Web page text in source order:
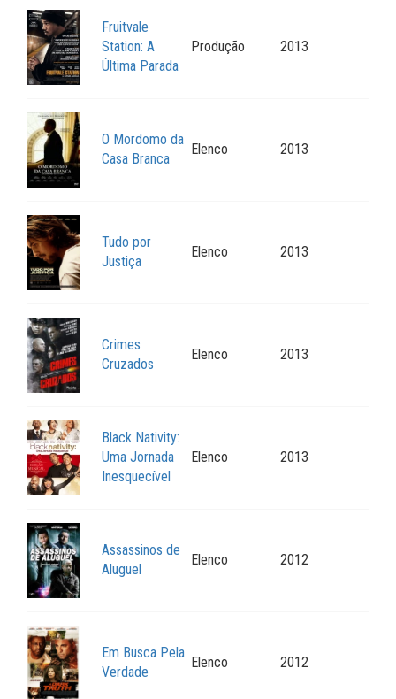
Fruitvale
Station: A
Última Parada
Produção 2013
O Mordomo da
Casa Branca
Elenco 2013
Tudo por
Justiça
Elenco 2013
Crimes
Cruzados
Elenco 2013
Black Nativity:
Uma Jornada
Inesquecível
Elenco 2013
Assassinos de
Aluguel
Elenco 2012
Em Busca Pela
Verdade
Elenco 2012